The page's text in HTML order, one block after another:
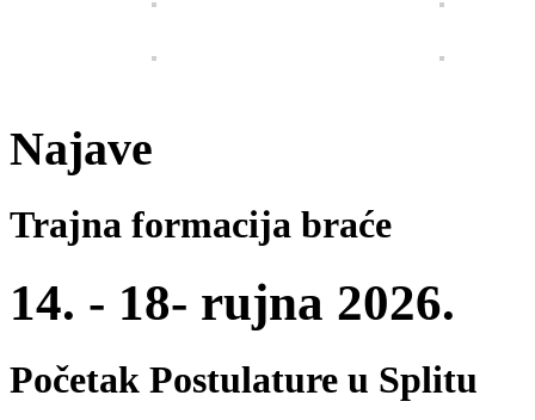
Najave
Trajna formacija braće
14. - 18- rujna 2026.
Početak Postulature u Splitu